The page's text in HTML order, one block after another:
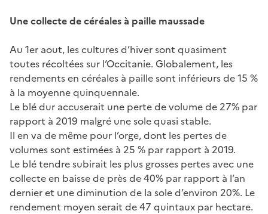
Une collecte de céréales à paille maussade
Au 1er aout, les cultures d’hiver sont quasiment
toutes récoltées sur l’Occitanie. Globalement, les
rendements en céréales à paille sont inférieurs de 15 %
à la moyenne quinquennale.
Le blé dur accuserait une perte de volume de 27% par
rapport à 2019 malgré une sole quasi stable.
Il en va de même pour l’orge, dont les pertes de
volumes sont estimées à 25 % par rapport à 2019.
Le blé tendre subirait les plus grosses pertes avec une
collecte en baisse de près de 40% par rapport à l’an
dernier et une diminution de la sole d’environ 20%. Le
rendement moyen serait de 47 quintaux par hectare.